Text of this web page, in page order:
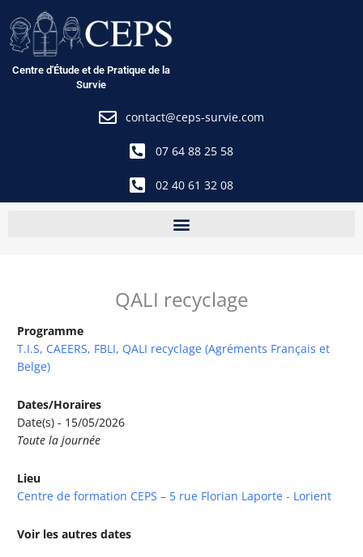
au
contenu
Centre d'Étude et de Pratique de la
Survie
contact@ceps-survie.com
07 64 88 25 58
02 40 61 32 08
QALI recyclage
Programme
T.I.S, CAEERS, FBLI, QALI recyclage (Agréments Français et
Belge)
Dates/Horaires
Date(s) - 15/05/2026
Toute la journée
Lieu
Centre de formation CEPS – 5 rue Florian Laporte - Lorient
Voir les autres dates